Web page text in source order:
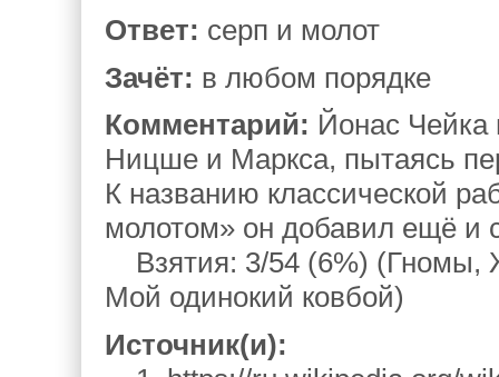
Ответ: серп и молот
Зачёт: в любом порядке
Комментарий: Йонас Чейка
Ницше и Маркса, пытаясь
К названию классической
молотом» он добавил ещё и
Взятия: 3/54 (6%) (Гномы,
Мой одинокий ковбой)
Источник(и):